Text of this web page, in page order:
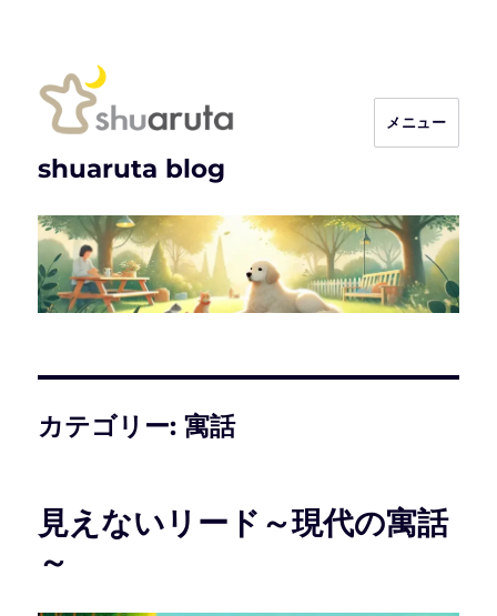
shuaruta blog
メニュー
カテゴリー:寓話
見えないリード～現代の寓話
～